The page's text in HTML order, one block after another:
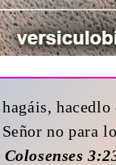
hacedlo
no para